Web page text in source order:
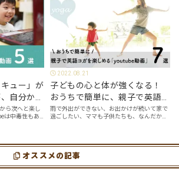
キュー」が
自分から
語動画５
ら次へと楽し
は中毒性もあ
2022.08.21
子どもの心と体が強くなる！
おうちで簡単に、親子で英語ヨ
ガを楽しめる「youtube動画」
７選
雨で外出ができない、お出かけが続いて家で
過ごしたい、ママも子供たちも、なんだか疲
スメの「youtube動画」を紹介します…
オススメの記事